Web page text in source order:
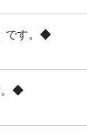
です。◆
。◆